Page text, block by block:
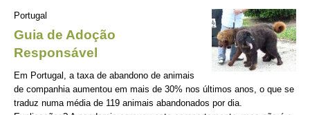
Portugal
Guia de Adoção
Responsável
Em Portugal, a taxa de abandono de animais
de companhia aumentou em mais de 30% nos últimos anos, o que se
traduz numa média de 119 animais abandonados por dia.